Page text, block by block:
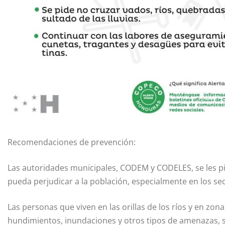
Recomendaciones de prevención:
Las autoridades municipales, CODEM y CODELES, se
pueda perjudicar a la población, especialmente en los
Las personas que viven en las orillas de los ríos y en
hundimientos, inundaciones y otros tipos de